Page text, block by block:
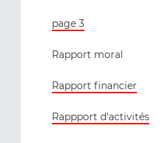
page 3
Rapport moral
Rapport financier
Rappport d'activités